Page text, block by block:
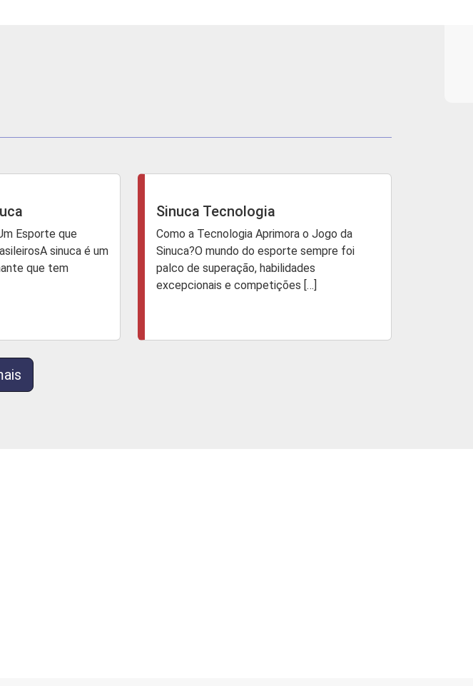
Esporte que
sinuca é um
que tem
Sinuca Tecnologia
Como a Tecnologia Aprimora o Jogo da
Sinuca?O mundo do esporte sempre foi
palco de superação, habilidades
excepcionais e competições […]